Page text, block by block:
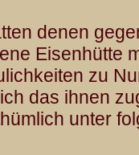
denen
Eisenhütte
zu
das ihnen
unter